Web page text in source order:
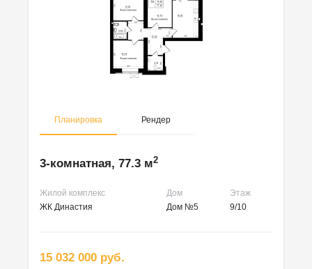
Планировка Рендер
3-комнатная, 77.3 м2
Жилой комплекс Дом
Этаж
ЖК Династия
Дом №5 9/10
15 032 000 руб.